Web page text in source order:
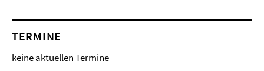
TERMINE
keine aktuellen Termine